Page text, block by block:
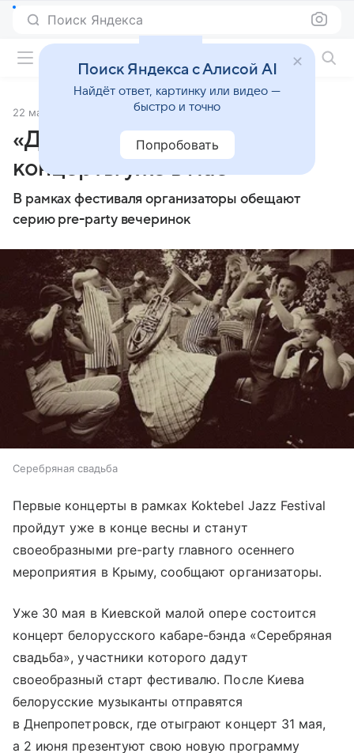
Поиск Яндекса
22 мая 2013 Источник:Кино Mail
«Джаз Коктебель» начнет
концерты уже в мае
В рамках фестиваля организаторы обещают
серию pre-party вечеринок
Серебряная свадьба
Первые концерты в рамках Koktebel Jazz Festival
пройдут уже в конце весны и станут
своеобразными pre-party главного осеннего
мероприятия в Крыму, сообщают организаторы.
Уже 30 мая в Киевской малой опере состоится
концерт белорусского кабаре-бэнда «Серебряная
свадьба», участники которого дадут
своеобразный старт фестивалю. После Киева
белорусские музыканты отправятся
в Днепропетровск, где отыграют концерт 31 мая,
а 2 июня презентуют свою новую программу
Поиск Яндекса с Алисой AI
Найдёт ответ, картинку или видео —
быстро и точно
Попробовать